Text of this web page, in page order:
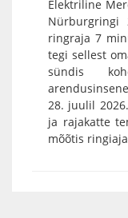
Elektriline
Nürburgringi
ringraja 7
tegi sellest
sündis
28. juulil
ja rajakatte
mõõtis